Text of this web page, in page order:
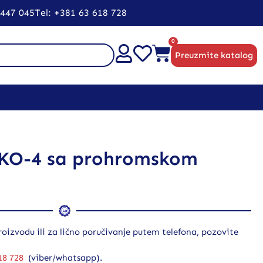
045Tel: +381 63 618 728
0
Preuzmite katalog
4 sa prohromskom
ili za lično poručivanje putem telefona, pozovite
728 (viber/whatsapp).